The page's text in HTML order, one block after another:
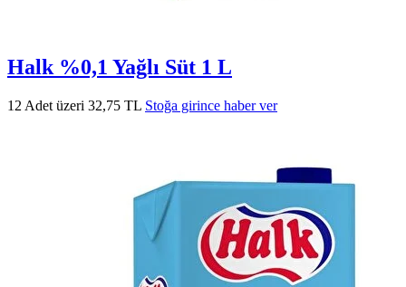
Halk %0,1 Yağlı Süt 1 L
12 Adet üzeri 32,75 TL Stoğa girince haber ver